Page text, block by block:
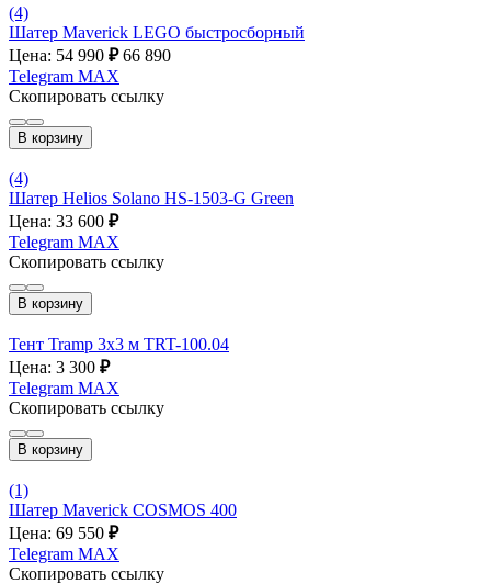
(4)
Шатер Maverick LEGO быстросборный
Цена: 54 990 ₽ 66 890
Telegram MAX
Скопировать ссылку
В корзину
(4)
Шатер Helios Solano HS-1503-G Green
Цена: 33 600 ₽
Telegram MAX
Скопировать ссылку
В корзину
Тент Tramp 3х3 м TRT-100.04
Цена: 3 300 ₽
Telegram MAX
Скопировать ссылку
В корзину
(1)
Шатер Maverick COSMOS 400
Цена: 69 550 ₽
Telegram MAX
Скопировать ссылку